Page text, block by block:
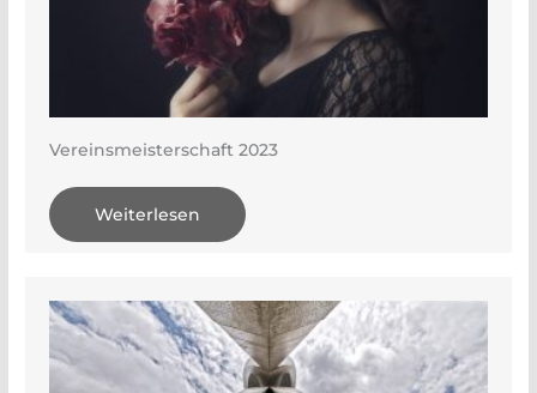
Vereinsmeisterschaft 2023
Weiterlesen